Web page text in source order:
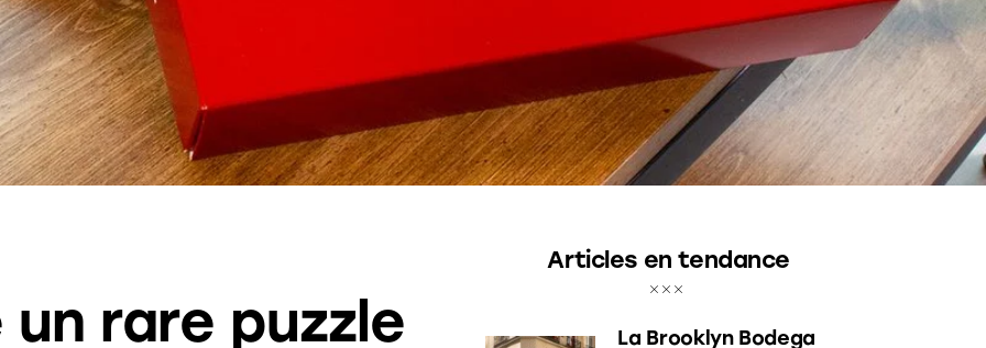
rare puzzle
Articles en tendance
La Brooklyn Bodega